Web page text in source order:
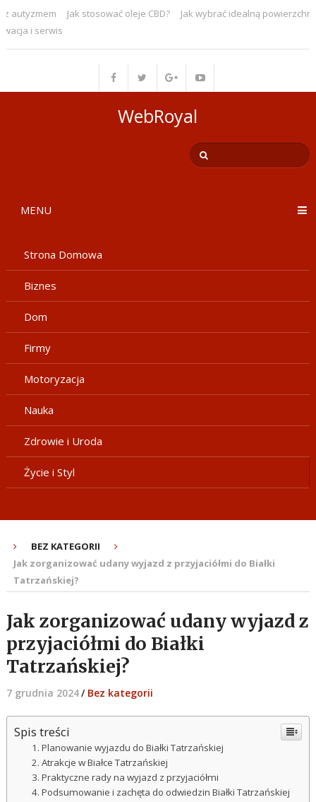
Jak stosować oleje CBD?
Jak wybrać idealną powierzchnię
i serwis
WebRoyal
MENU
Strona Domowa
Biznes
Dom
Firmy
Motoryzacja
Nauka
Zdrowie i Uroda
Życie i Styl
BEZ KATEGORII
Jak zorganizować udany wyjazd z przyjaciółmi do Białki
Tatrzańskiej?
Jak zorganizować udany wyjazd z
przyjaciółmi do Białki
Tatrzańskiej?
7 grudnia 2024/ Bez kategorii
Spis treści
Planowanie wyjazdu do Białki Tatrzańskiej
Atrakcje w Białce Tatrzańskiej
Praktyczne rady na wyjazd z przyjaciółmi
Podsumowanie i zachęta do odwiedzin Białki Tatrzańskiej